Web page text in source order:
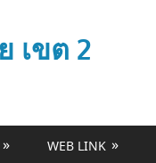
เขต 2
WEB LINK